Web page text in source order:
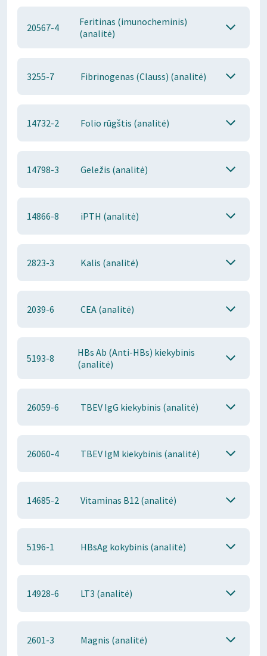
20567-4
Feritinas (imunocheminis)
(analitė)
3255-7 Fibrinogenas (Clauss) (analitė)
14732-2 Folio rūgštis (analitė)
14798-3 Geležis (analitė)
14866-8 iPTH (analitė)
2823-3 Kalis (analitė)
2039-6 CEA (analitė)
5193-8
HBs Ab (Anti-HBs) kiekybinis
(analitė)
26059-6 TBEV IgG kiekybinis (analitė)
26060-4 TBEV IgM kiekybinis (analitė)
14685-2 Vitaminas B12 (analitė)
5196-1 HBsAg kokybinis (analitė)
14928-6 LT3 (analitė)
2601-3 Magnis (analitė)